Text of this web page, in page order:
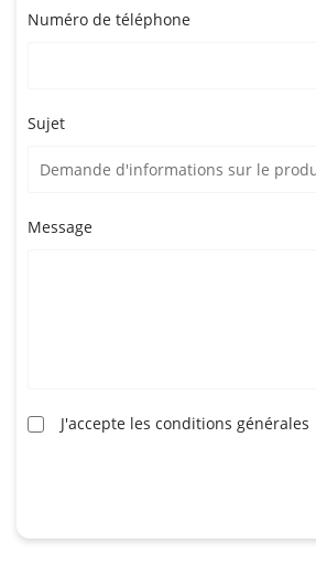
Numéro de téléphone
Sujet
Message
J'accepte les conditions générales